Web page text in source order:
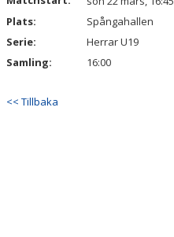
Plats:
Spångahallen
Serie:
Herrar U19
Samling:
16:00
<< Tillbaka